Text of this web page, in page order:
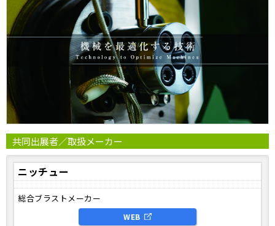
共同出展者／取扱メーカー
ニッチュー
総合ブラストメーカー
WEB